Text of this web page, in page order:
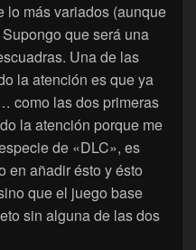
lo más variados (aunque
que será una
Una de las
la atención es que ya
como las dos primeras
la atención porque me
de «DLC», es
en añadir ésto y ésto
que el juego base
sin alguna de las dos